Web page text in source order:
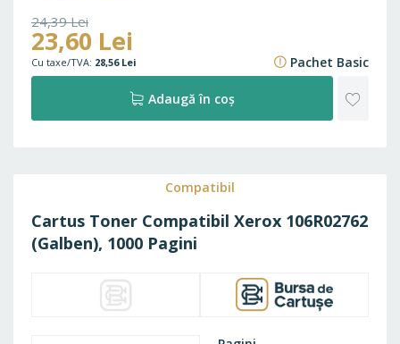
24,39 Lei
29,51 Lei
23,60 Lei
28,56 Lei Pachet Basic
Adaugă în coș
Compatibil
Cartus Toner Compatibil Xerox 106R02762
(Galben), 1000 Pagini